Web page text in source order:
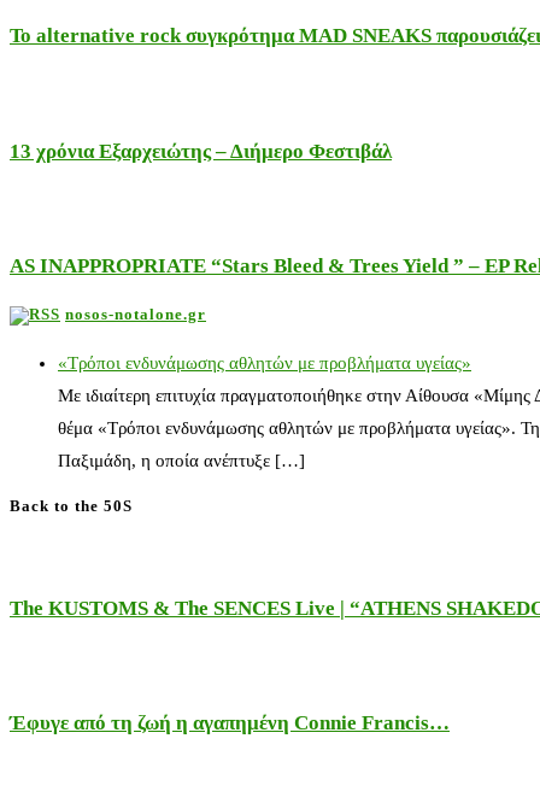
Το alternative rock συγκρότημα MAD SNEAKS
13 χρόνια Εξαρχειώτης – Διήμερο Φεστιβάλ
AS INAPPROPRIATE “Stars Bleed & Trees Yield ” – EP
nosos-notalone.gr
«Τρόποι ενδυνάμωσης αθλητών με προβλήματα υγείας»
Με ιδιαίτερη επιτυχία πραγματοποιήθηκε στην Αίθουσα
θέμα «Τρόποι ενδυνάμωσης αθλητών με προβλήματα υγείας».
Παξιμάδη, η οποία ανέπτυξε […]
Back to the 50S
The KUSTOMS & The SENCES Live | “ATHENS
Έφυγε από τη ζωή η αγαπημένη Connie Francis…